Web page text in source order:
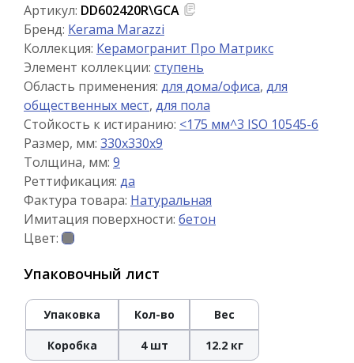
Артикул: DD602420R\GCA
Бренд: Kerama Marazzi
Коллекция: Керамогранит Про Матрикс
Элемент коллекции: ступень
Область применения: для дома/офиса, для
общественных мест, для пола
Стойкость к истиранию: <175 мм^3 ISO 10545-6
Размер, мм: 330x330x9
Толщина, мм: 9
Реттификация: да
Фактура товара: Натуральная
Имитация поверхности: бетон
Цвет:
Упаковочный лист
Упаковка Кол-во Вес
Коробка 4 шт 12.2 кг